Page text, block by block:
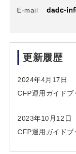
E-mail
更新履歴
2024年4月17日
CFP運用ガイドブ
2023年10月12日
CFP運用ガイドブ